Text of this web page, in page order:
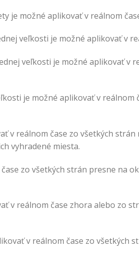
je možné aplikovať v reálnom
veľkosti je možné aplikovať v
veľkosti je možné aplikovať v
je možné aplikovať v reálnom
v reálnom čase zo všetkých
vyhradené miesta.
zo všetkých strán presne na
v reálnom čase zhora alebo zo
v reálnom čase zo všetkých